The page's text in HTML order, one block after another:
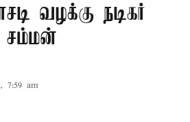
வழக்கு நடிகர்
சம்மன்
7:59 am